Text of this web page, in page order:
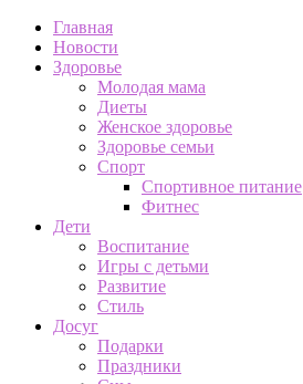
Главная
Новости
Здоровье
Молодая мама
Диеты
Женское здоровье
Здоровье семьи
Спорт
Спортивное питание
Фитнес
Дети
Воспитание
Игры с детьми
Развитие
Стиль
Досуг
Подарки
Праздники